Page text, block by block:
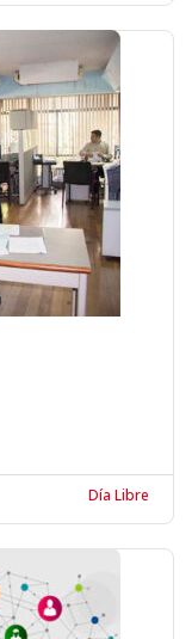
Día Libre